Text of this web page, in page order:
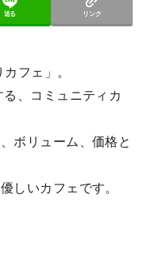
送る リンク
フェ」。
、コミュニティカ
ボリューム、価格と
しいカフェです。